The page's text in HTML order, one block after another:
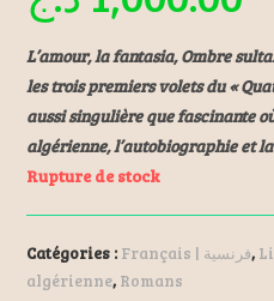
L’amour, la fantasia, Ombre
les trois premiers volets du «
aussi singulière que fascinante
algérienne, l’autobiographie et
Rupture de stock
Catégories : Français | فرنسية,
algérienne, Romans